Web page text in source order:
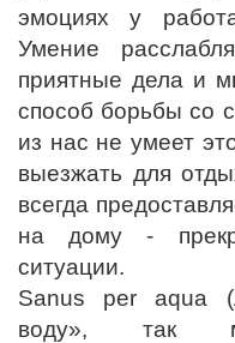
эмоциях у
Умение
приятные дела и
способ борьбы со
из нас не умеет
выезжать для
всегда
на дому -
ситуации.
Sanus per aqua
воду», так